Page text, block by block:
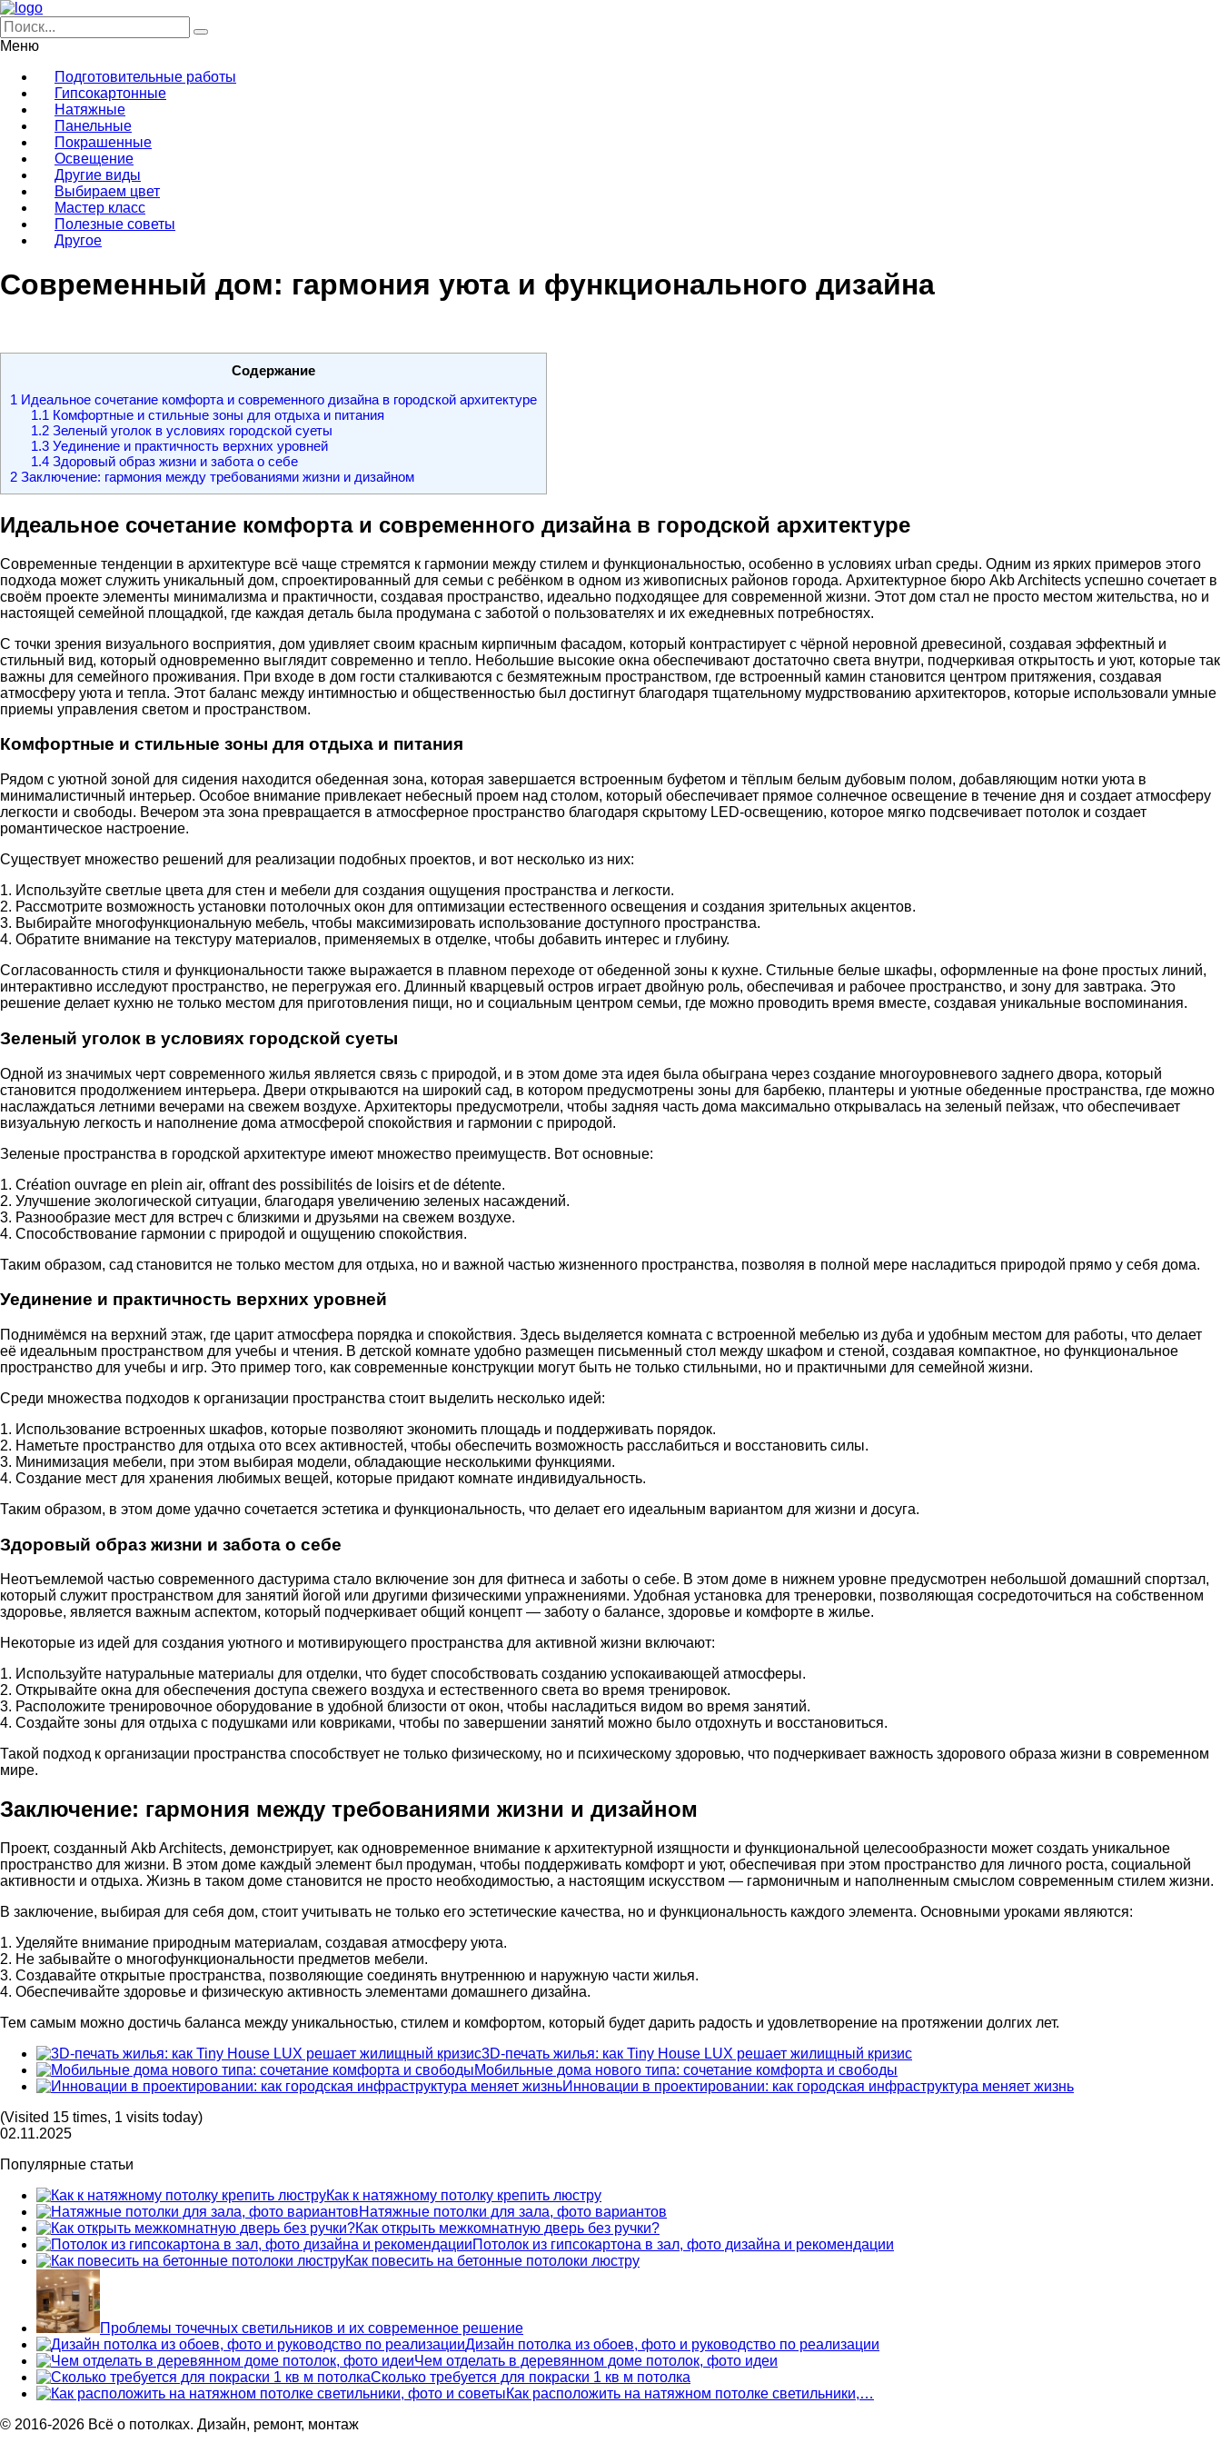
Меню
Подготовительные работы
Гипсокартонные
Натяжные
Панельные
Покрашенные
Освещение
Другие виды
Выбираем цвет
Мастер класс
Полезные советы
Другое
Современный дом: гармония уюта и функционального дизайна
Содержание
1 Идеальное сочетание комфорта и современного дизайна в городской архитектуре
1.1 Комфортные и стильные зоны для отдыха и питания
1.2Зеленый уголок в условиях городской суеты
1.3Уединение и практичность верхних уровней
1.4Здоровый образ жизни и забота о себе
2 Заключение: гармония между требованиями жизни и дизайном
Идеальное сочетание комфорта и современного дизайна в городской архитектуре
Современные тенденции в архитектуре всё чаще стремятся к гармонии между стилем и функциональностью, особенно в условиях urban среды. Одним из ярких примеров этого
подхода может служить уникальный дом, спроектированный для семьи с ребёнком в одном из живописных районов города. Архитектурное бюро Akb Architects успешно сочетает в
своём проекте элементы минимализма и практичности, создавая пространство, идеально подходящее для современной жизни. Этот дом стал не просто местом жительства, но и
настоящей семейной площадкой, где каждая деталь была продумана с заботой о пользователях и их ежедневных потребностях.
С точки зрения визуального восприятия, дом удивляет своим красным кирпичным фасадом, который контрастирует с чёрной неровной древесиной, создавая эффектный и
стильный вид, который одновременно выглядит современно и тепло. Небольшие высокие окна обеспечивают достаточно света внутри, подчеркивая открытость и уют, которые так
важны для семейного проживания. При входе в дом гости сталкиваются с безмятежным пространством, где встроенный камин становится центром притяжения, создавая
атмосферу уюта и тепла. Этот баланс между интимностью и общественностью был достигнут благодаря тщательному мудрствованию архитекторов, которые использовали умные
приемы управления светом и пространством.
Комфортные и стильные зоны для отдыха и питания
Рядом с уютной зоной для сидения находится обеденная зона, которая завершается встроенным буфетом и тёплым белым дубовым полом, добавляющим нотки уюта в
минималистичный интерьер. Особое внимание привлекает небесный проем над столом, который обеспечивает прямое солнечное освещение в течение дня и создает атмосферу
легкости и свободы. Вечером эта зона превращается в атмосферное пространство благодаря скрытому LED-освещению, которое мягко подсвечивает потолок и создает
романтическое настроение.
Существует множество решений для реализации подобных проектов, и вот несколько из них:
1. Используйте светлые цвета для стен и мебели для создания ощущения пространства и легкости.
2. Рассмотрите возможность установки потолочных окон для оптимизации естественного освещения и создания зрительных акцентов.
3. Выбирайте многофункциональную мебель, чтобы максимизировать использование доступного пространства.
4. Обратите внимание на текстуру материалов, применяемых в отделке, чтобы добавить интерес и глубину.
Согласованность стиля и функциональности также выражается в плавном переходе от обеденной зоны к кухне. Стильные белые шкафы, оформленные на фоне простых линий,
интерактивно исследуют пространство, не перегружая его. Длинный кварцевый остров играет двойную роль, обеспечивая и рабочее пространство, и зону для завтрака. Это
решение делает кухню не только местом для приготовления пищи, но и социальным центром семьи, где можно проводить время вместе, создавая уникальные воспоминания.
Зеленый уголок в условиях городской суеты
Одной из значимых черт современного жилья является связь с природой, и в этом доме эта идея была обыграна через создание многоуровневого заднего двора, который
становится продолжением интерьера. Двери открываются на широкий сад, в котором предусмотрены зоны для барбекю, плантеры и уютные обеденные пространства, где можно
наслаждаться летними вечерами на свежем воздухе. Архитекторы предусмотрели, чтобы задняя часть дома максимально открывалась на зеленый пейзаж, что обеспечивает
визуальную легкость и наполнение дома атмосферой спокойствия и гармонии с природой.
Зеленые пространства в городской архитектуре имеют множество преимуществ. Вот основные:
1. Création ouvrage en plein air, offrant des possibilités de loisirs et de détente.
2. Улучшение экологической ситуации, благодаря увеличению зеленых насаждений.
3. Разнообразие мест для встреч с близкими и друзьями на свежем воздухе.
4. Способствование гармонии с природой и ощущению спокойствия.
Таким образом, сад становится не только местом для отдыха, но и важной частью жизненного пространства, позволяя в полной мере насладиться природой прямо у себя дома.
Уединение и практичность верхних уровней
Поднимёмся на верхний этаж, где царит атмосфера порядка и спокойствия. Здесь выделяется комната с встроенной мебелью из дуба и удобным местом для работы, что делает
её идеальным пространством для учебы и чтения. В детской комнате удобно размещен письменный стол между шкафом и стеной, создавая компактное, но функциональное
пространство для учебы и игр. Это пример того, как современные конструкции могут быть не только стильными, но и практичными для семейной жизни.
Среди множества подходов к организации пространства стоит выделить несколько идей:
1. Использование встроенных шкафов, которые позволяют экономить площадь и поддерживать порядок.
2. Наметьте пространство для отдыха ото всех активностей, чтобы обеспечить возможность расслабиться и восстановить силы.
3. Минимизация мебели, при этом выбирая модели, обладающие несколькими функциями.
4. Создание мест для хранения любимых вещей, которые придают комнате индивидуальность.
Таким образом, в этом доме удачно сочетается эстетика и функциональность, что делает его идеальным вариантом для жизни и досуга.
Здоровый образ жизни и забота о себе
Неотъемлемой частью современного дастурима стало включение зон для фитнеса и заботы о себе. В этом доме в нижнем уровне предусмотрен небольшой домашний спортзал,
который служит пространством для занятий йогой или другими физическими упражнениями. Удобная установка для тренеровки, позволяющая сосредоточиться на собственном
здоровье, является важным аспектом, который подчеркивает общий концепт — заботу о балансе, здоровье и комфорте в жилье.
Некоторые из идей для создания уютного и мотивирующего пространства для активной жизни включают:
1. Используйте натуральные материалы для отделки, что будет способствовать созданию успокаивающей атмосферы.
2. Открывайте окна для обеспечения доступа свежего воздуха и естественного света во время тренировок.
3. Расположите тренировочное оборудование в удобной близости от окон, чтобы насладиться видом во время занятий.
4. Создайте зоны для отдыха с подушками или ковриками, чтобы по завершении занятий можно было отдохнуть и восстановиться.
Такой подход к организации пространства способствует не только физическому, но и психическому здоровью, что подчеркивает важность здорового образа жизни в современном
мире.
Заключение: гармония между требованиями жизни и дизайном
Проект, созданный Akb Architects, демонстрирует, как одновременное внимание к архитектурной изящности и функциональной целесообразности может создать уникальное
пространство для жизни. В этом доме каждый элемент был продуман, чтобы поддерживать комфорт и уют, обеспечивая при этом пространство для личного роста, социальной
активности и отдыха. Жизнь в таком доме становится не просто необходимостью, а настоящим искусством — гармоничным и наполненным смыслом современным стилем жизни.
В заключение, выбирая для себя дом, стоит учитывать не только его эстетические качества, но и функциональность каждого элемента. Основными уроками являются:
1. Уделяйте внимание природным материалам, создавая атмосферу уюта.
2. Не забывайте о многофункциональности предметов мебели.
3. Создавайте открытые пространства, позволяющие соединять внутреннюю и наружную части жилья.
4. Обеспечивайте здоровье и физическую активность элементами домашнего дизайна.
Тем самым можно достичь баланса между уникальностью, стилем и комфортом, который будет дарить радость и удовлетворение на протяжении долгих лет.
3D-печать жилья: как Tiny House LUX решает жилищный кризис
Мобильные дома нового типа: сочетание комфорта и свободы
Инновации в проектировании: как городская инфраструктура меняет жизнь
(Visited 15 times, 1 visits today)
02.11.2025
Популярные статьи
Как к натяжному потолку крепить люстру
Натяжные потолки для зала, фото вариантов
Как открыть межкомнатную дверь без ручки?
Потолок из гипсокартона в зал, фото дизайна и рекомендации
Как повесить на бетонные потолоки люстру
Проблемы точечных светильников и их современное решение
Дизайн потолка из обоев, фото и руководство по реализации
Чем отделать в деревянном доме потолок, фото идеи
Сколько требуется для покраски 1 кв м потолка
Как расположить на натяжном потолке светильники,…
© 2016-2026 Всё о потолках. Дизайн, ремонт, монтаж